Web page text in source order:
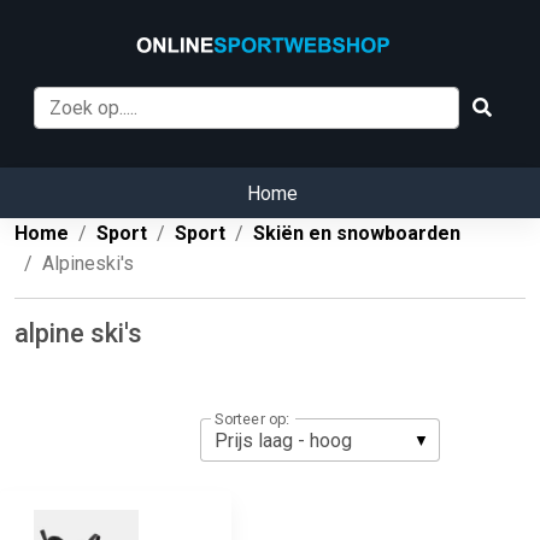
Home
Home
Sport Sport
Skiën en snowboarden
Alpineski's
alpine ski's
Sorteer op: